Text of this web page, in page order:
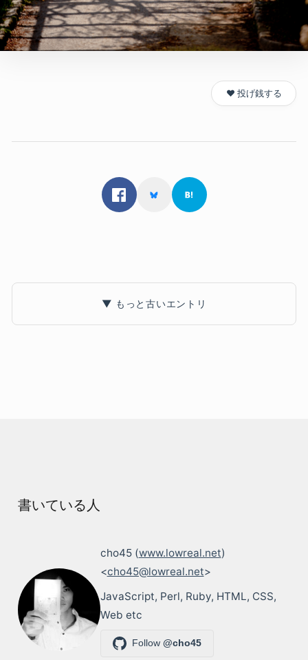
❤️ 投げ銭する
▼ もっと古いエントリ
書いている人
cho45 (www.lowreal.net)
<cho45@lowreal.net>
JavaScript, Perl, Ruby, HTML, CSS,
Web etc
Follow@cho45